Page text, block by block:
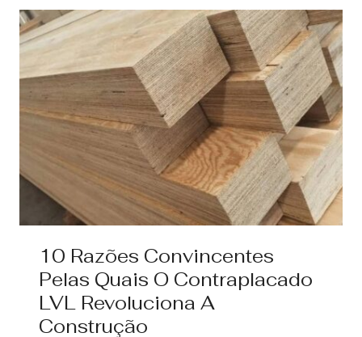
QUE
DURAM
MAIS
UMA
DÉCADA
10 Razões Convincentes
Pelas Quais O Contraplacado
LVL Revoluciona A
Construção